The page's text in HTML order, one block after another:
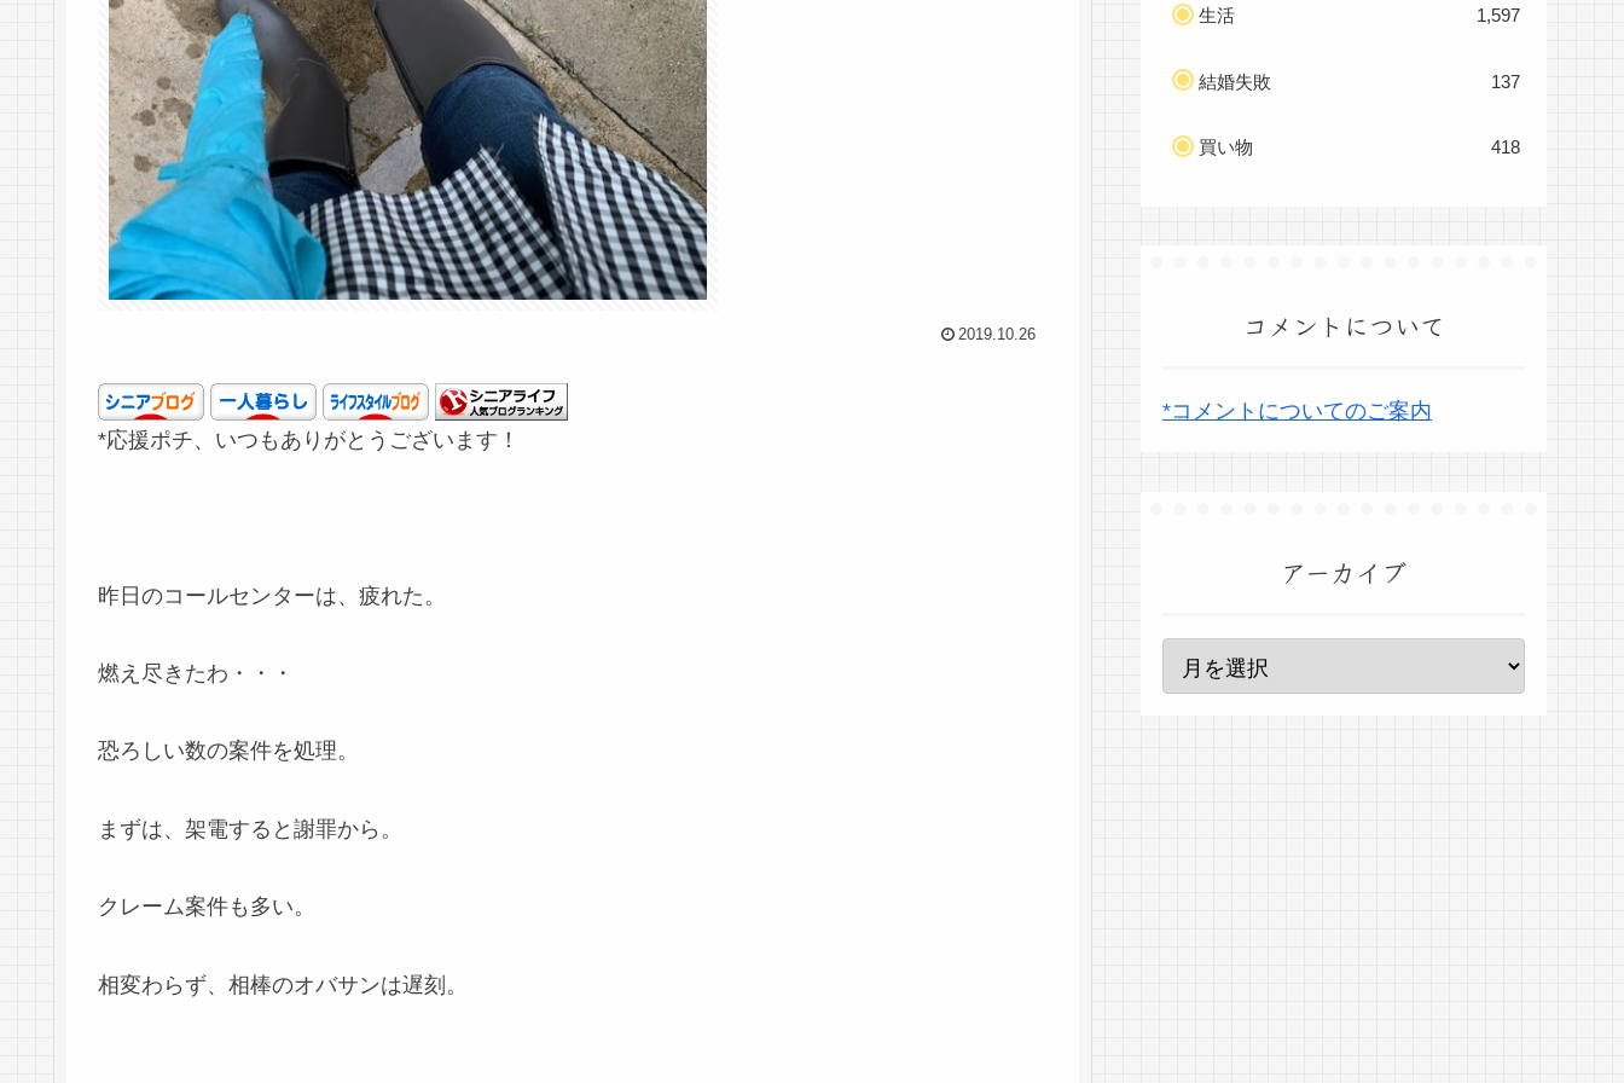
2019.10.26
*応援ポチ、いつもありがとうございます！
昨日のコールセンターは、疲れた。
燃え尽きたわ・・・
恐ろしい数の案件を処理。
まずは、架電すると謝罪から。
クレーム案件も多い。
相変わらず、相棒のオバサンは遅刻。
生活 1,597
結婚失敗 137
買い物 418
コメントについて
*コメントについてのご案内
アーカイブ